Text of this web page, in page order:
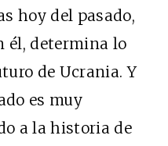
hoy del pasado,
él, determina lo
de Ucrania. Y
es muy
a la historia de